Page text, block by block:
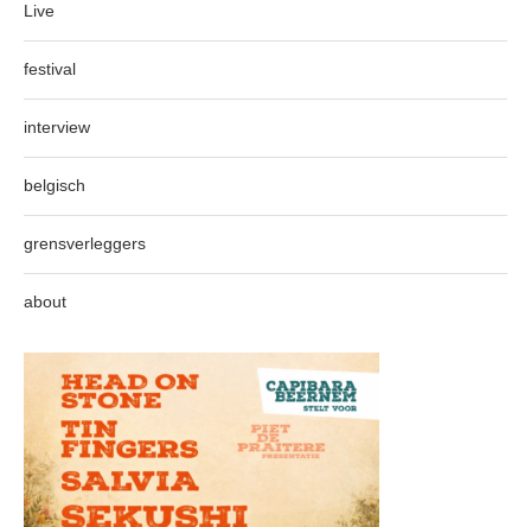
Live
festival
interview
belgisch
grensverleggers
about